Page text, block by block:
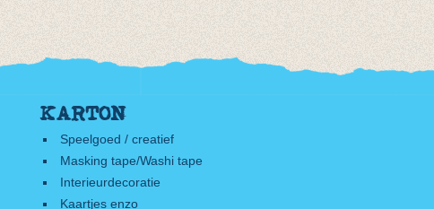
KARTON
Speelgoed / creatief
Masking tape/Washi tape
Interieurdecoratie
Kaartjes enzo